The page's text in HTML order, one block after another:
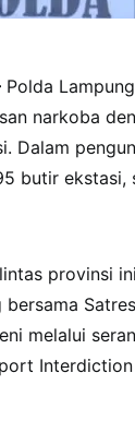
Polda
narkoba
Dalam
butir
provinsi
melalui
Interdiction